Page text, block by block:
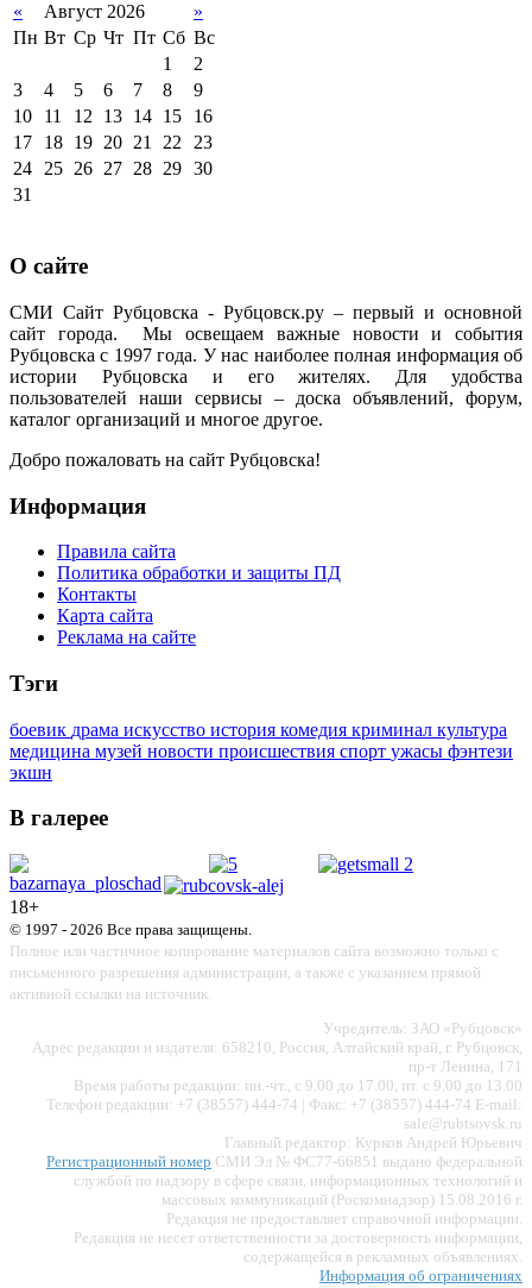
« Август 2026
»
Пн Вт Ср Чт Пт Сб Вс
1
2
3
4 5 6 7 8
9
10
11 12 13 14 15
16
17
18 19 20 21 22
23
24
25 26 27 28 29 30
31
О сайте
СМИ Сайт Рубцовска - Рубцовск.ру – первый и основной
сайт города. Мы освещаем важные новости и события
Рубцовска с 1997 года. У нас наиболее полная информация об
истории Рубцовска и его жителях. Для удобства
пользователей наши сервисы – доска объявлений, форум,
каталог организаций и многое другое.
Добро пожаловать на сайт Рубцовска!
Информация
Правила сайта
Политика обработки и защиты ПД
Контакты
Карта сайта
Реклама на сайте
Тэги
боевик драма искусство история комедия криминал культура
медицина музей новости происшествия спорт ужасы фэнтези
экшн
В галерее
18+
© 1997 - 2026 Все права защищены.
Полное или частичное копирование материалов сайта возможно только с
письменного разрешения администрации, а также с указанием прямой
активной ссылки на источник.
Учредитель: ЗАО «Рубцовск»
Адрес редакции и издателя: 658210, Россия, Алтайский край, г. Рубцовск,
пр-т Ленина, 171
Время работы редакции: пн.-чт., с 9.00 до 17.00, пт. с 9.00 до 13.00
Телефон редакции: +7 (38557) 444-74 | Факс: +7 (38557) 444-74 E-mail:
sale@rubtsovsk.ru
Главный редактор: Курков Андрей Юрьевич
Регистрационный номер СМИ Эл № ФС77-66851 выдано федеральной
службой по надзору в сфере связи, информационных технологий и
массовых коммуникаций (Роскомнадзор) 15.08.2016 г.
Редакция не предоставляет справочной информации.
Редакция не несет ответственности за достоверность информации,
содержащейся в рекламных объявлениях.
Информация об ограничениях